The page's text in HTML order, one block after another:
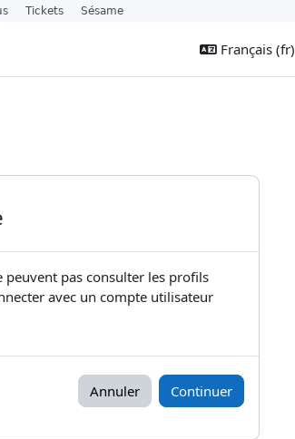
Français ‎(fr)‎
peuvent pas consulter les profils
avec un compte utilisateur
Annuler Continuer
Tickets Sésame